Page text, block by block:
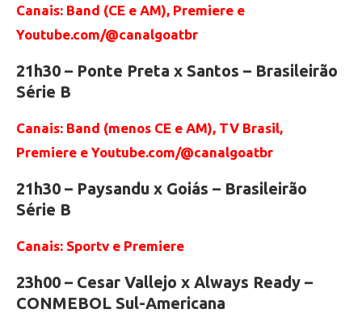
Canais: Band (CE e AM), Premiere e
Youtube.com/@canalgoatbr
21h30 – Ponte Preta x Santos – Brasileirão
Série B
Canais: Band (menos CE e AM), TV Brasil,
Premiere e Youtube.com/@canalgoatbr
21h30 – Paysandu x Goiás – Brasileirão
Série B
Canais: Sportv e Premiere
23h00 – Cesar Vallejo x Always Ready –
CONMEBOL Sul-Americana